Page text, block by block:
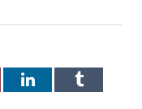
LinkedInTumblr